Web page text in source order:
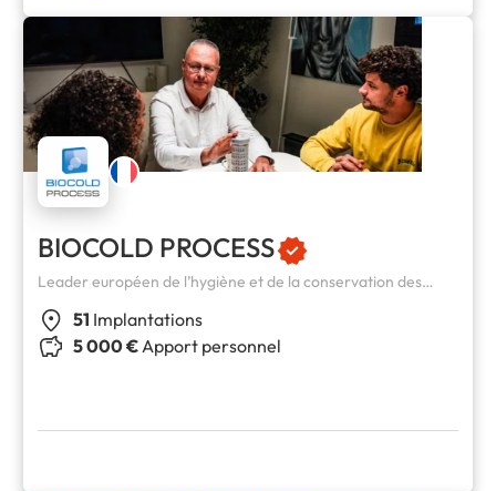
BIOCOLD PROCESS
Leader européen de l’hygiène et de la conservation des
51 Implantations
5 000 €Apport personnel